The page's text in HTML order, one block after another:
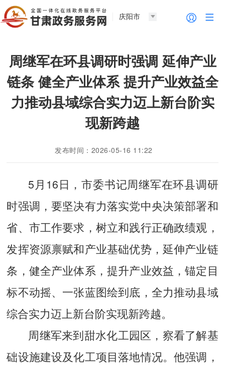
庆阳市
周继军在环县调研时强调 延伸产业
链条 健全产业体系 提升产业效益全
力推动县域综合实力迈上新台阶实
现新跨越
发布时间：2026-05-16 11:22
5月16日，市委书记周继军在环县调研
时强调，要坚决有力落实党中央决策部署和
省、市工作要求，树立和践行正确政绩观，
发挥资源禀赋和产业基础优势，延伸产业链
条，健全产业体系，提升产业效益，锚定目
标不动摇、一张蓝图绘到底，全力推动县域
综合实力迈上新台阶实现新跨越。
周继军来到甜水化工园区，察看了解基
础设施建设及化工项目落地情况。他强调，